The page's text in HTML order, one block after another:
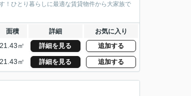
！ひとり暮らしに最適な賃貸物件から大家族で
面積 詳細 お気に入り
21.43㎡ 詳細を見る 追加する
21.43㎡ 詳細を見る 追加する